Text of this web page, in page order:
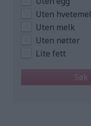
Uten hvetemel
Uten melk
Uten nøtter
Lite fett